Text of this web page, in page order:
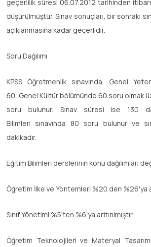
geçerlilik süresi 06.07.2012 tarihinden
düşürülmüştür. Sınav sonuçları, bir sonraki
açıklanmasına kadar geçerlidir.
Soru Dağılımı
KPSS Öğretmenlik sınavında, Genel
60, Genel Kültür bölümünde 60 soru olmak
soru bulunur. Sınav süresi ise 130
Bilimleri sınavında 80 soru bulunur ve
dakikadır.
Eğitim Bilimleri derslerinin konu dağılımları
Öğretim İlke ve Yöntemleri %20 den %26'ya
Sınıf Yönetimi %5’ten %6’ya arttırılmıştır.
Öğretim Teknolojileri ve Materyal